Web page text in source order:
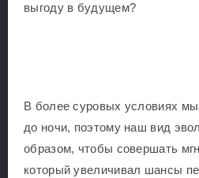
выгоду в будущем?
В более суровых условиях
до ночи, поэтому наш вид
образом, чтобы совершать
который увеличивал шансы